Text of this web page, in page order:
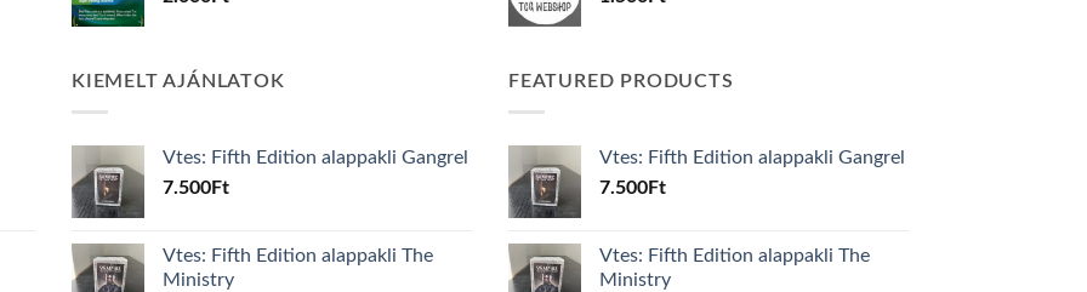
KIEMELT AJÁNLATOK
Vtes: Fifth Edition alappakli Gangrel
7.500Ft
Vtes: Fifth Edition alappakli The
Ministry
FEATURED PRODUCTS
Vtes: Fifth Edition alappakli Gangrel
7.500Ft
Vtes: Fifth Edition alappakli The
Ministry